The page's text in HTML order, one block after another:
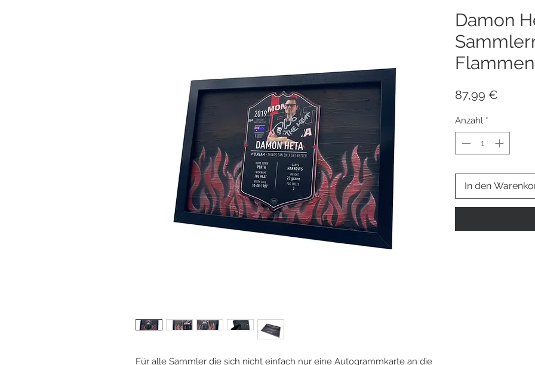
Für alle Sammler die sich nicht einfach nur eine Autogrammkarte an die
Damon
87,99 €
Anzahl *
In den